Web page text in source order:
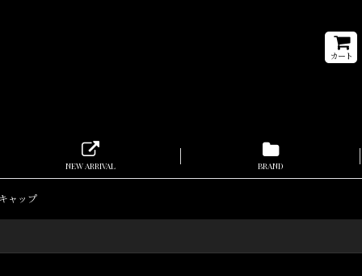
カート
NEW ARRIVAL BRAND
ャップ